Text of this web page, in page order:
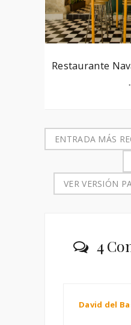
Restaurante
ENTRADA MÁS
VER VERSIÓN
4
David del